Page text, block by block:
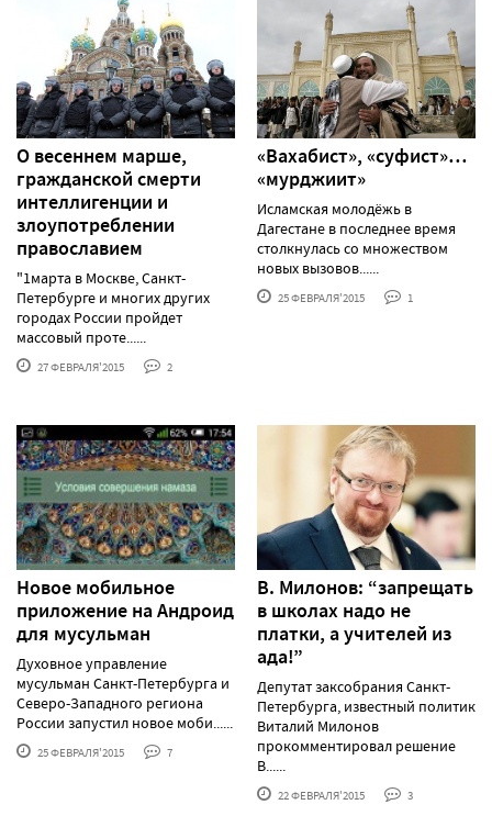
О весеннем марше,
гражданской смерти
интеллигенции и
злоупотреблении
православием
"1марта в Москве, Санкт-
Петербурге и многих других
городах России пройдет
массовый проте......
27 ФЕВРАЛЯ'2015 2
«Вахабист», «суфист»…
«мурджиит»
Исламская молодёжь в
Дагестане в последнее время
столкнулась со множеством
новых вызовов......
25 ФЕВРАЛЯ'2015 1
Новое мобильное
приложение на Андроид
для мусульман
Духовное управление
мусульман Санкт-Петербурга и
Северо-Западного региона
России запустил новое моби......
25 ФЕВРАЛЯ'2015 7
В. Милонов: “запрещать
в школах надо не
платки, а учителей из
ада!”
Депутат заксобрания Санкт-
Петербурга, известный политик
Виталий Милонов
прокомментировал решение
В......
22 ФЕВРАЛЯ'2015 3